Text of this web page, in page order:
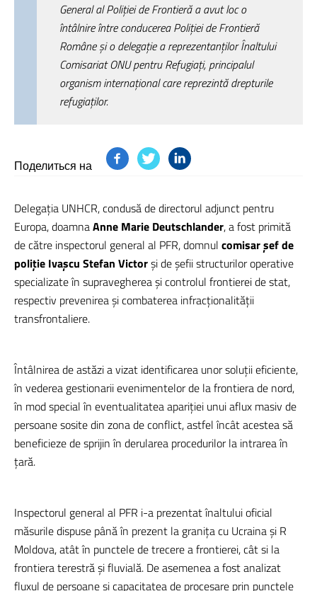
General al Poliţiei de Frontieră a avut loc o
întâlnire între conducerea Poliţiei de Frontieră
Române şi o delegaţie a reprezentanţilor Înaltului
Comisariat ONU pentru Refugiaţi, principalul
organism internaţional care reprezintă drepturile
refugiaţilor.
Поделиться на
Delegaţia UNHCR, condusă de directorul adjunct pentru
Europa, doamnaAnne Marie Deutschlander, a fost primită
de către inspectorul general al PFR, domnul comisar şef de
poliţie Ivaşcu Stefan Victorşi de şefii structurilor operative
specializate în supravegherea şi controlul frontierei de stat,
respectiv prevenirea şi combaterea infracţionalităţii
transfrontaliere.
Întâlnirea de astăzi a vizat identificarea unor soluţii eficiente,
în vederea gestionarii evenimentelor de la frontiera de nord,
în mod special în eventualitatea apariţiei unui aflux masiv de
persoane sosite din zona de conflict, astfel încât acestea să
beneficieze de sprijin în derularea procedurilor la intrarea în
ţară.
Inspectorul general al PFR i-a prezentat înaltului oficial
măsurile dispuse până în prezent la graniţa cu Ucraina şi R
Moldova, atât în punctele de trecere a frontierei, cât si la
frontiera terestră şi fluvială. De asemenea a fost analizat
fluxul de persoane şi capacitatea de procesare prin punctele